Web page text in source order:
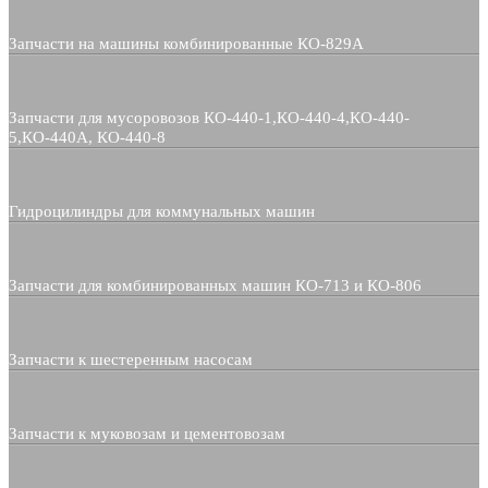
Запчасти на машины комбинированные КО-829А
Запчасти для мусоровозов КО-440-1,КО-440-4,КО-440-
5,КО-440А, КО-440-8
Гидроцилиндры для коммунальных машин
Запчасти для комбинированных машин КО-713 и КО-806
Запчасти к шестеренным насосам
Запчасти к муковозам и цементовозам